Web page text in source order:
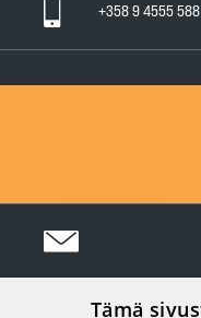
+358 9 4555 588
Tämä